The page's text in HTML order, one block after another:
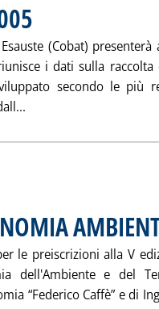
(Cobat)
i dati sulla
secondo le più
le preiscrizioni alla V
dell'Ambiente e del
“Federico Caffè” e di